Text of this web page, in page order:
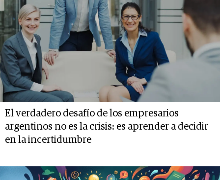
El verdadero desafío de los empresarios
argentinos no es la crisis: es aprender a decidir
en la incertidumbre